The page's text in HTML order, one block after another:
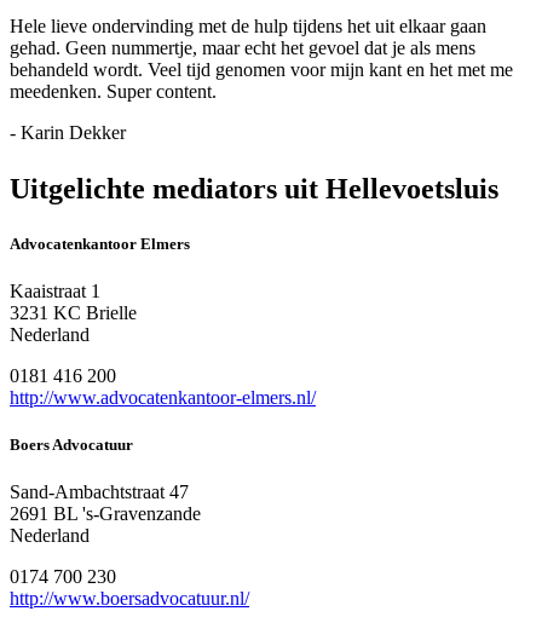
Hele lieve ondervinding met de hulp tijdens het uit elkaar gaan
gehad. Geen nummertje, maar echt het gevoel dat je als mens
behandeld wordt. Veel tijd genomen voor mijn kant en het met me
meedenken. Super content.
- Karin Dekker
Uitgelichte mediators uit Hellevoetsluis
Advocatenkantoor Elmers
Kaaistraat 1
3231 KC Brielle
Nederland
0181 416 200
http://www.advocatenkantoor-elmers.nl/
Boers Advocatuur
Sand-Ambachtstraat 47
2691 BL 's-Gravenzande
Nederland
0174 700 230
http://www.boersadvocatuur.nl/